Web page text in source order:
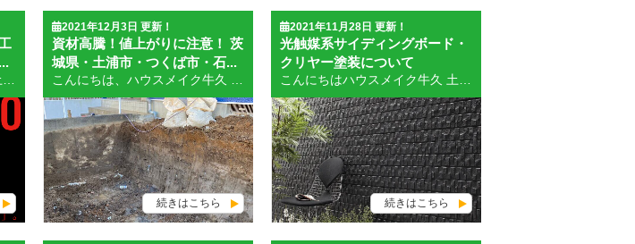
2021年12月3日 更新！
資材高騰！値上がりに注意！ 茨
城県・土浦市・つくば市・石...
続きはこちら
2021年11月28日 更新！
光触媒系サイディングボード・
クリヤー塗装について
続きはこちら